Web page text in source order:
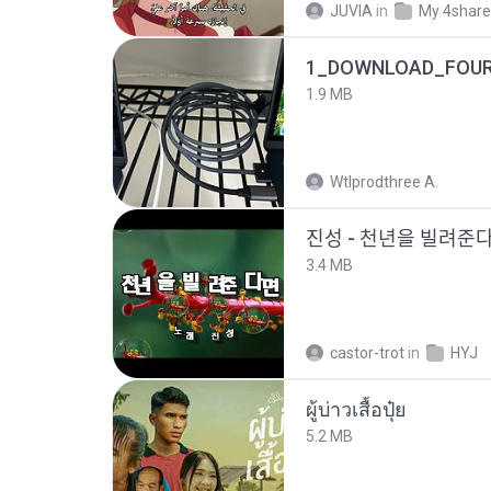
JUVIA in My
1.9 MB
Wtlprodthree A.
진성 - 천년을
3.4 MB
castor-trot in HYJ
ผู้บ่าวเสื้อปุ๋ย
5.2 MB